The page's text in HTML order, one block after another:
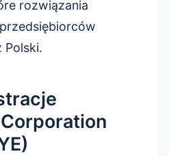
rozwiązania
Polski.